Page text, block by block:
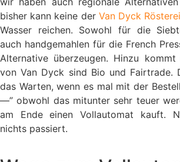
bisher kann keine der Van Dyck Rösterei
Wasser reichen. Sowohl für die
auch handgemahlen für die French
Alternative überzeugen. Hinzu
von Van Dyck sind Bio und Fairtrade.
das Warten, wenn es mal mit der
—” obwohl das mitunter sehr teuer
am Ende einen Vollautomat kauft.
nichts passiert.